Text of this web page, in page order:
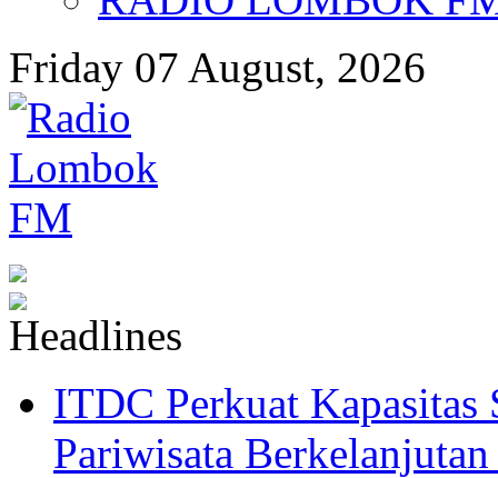
Friday 07 August, 2026
ITDC Perkuat
Pariwisata